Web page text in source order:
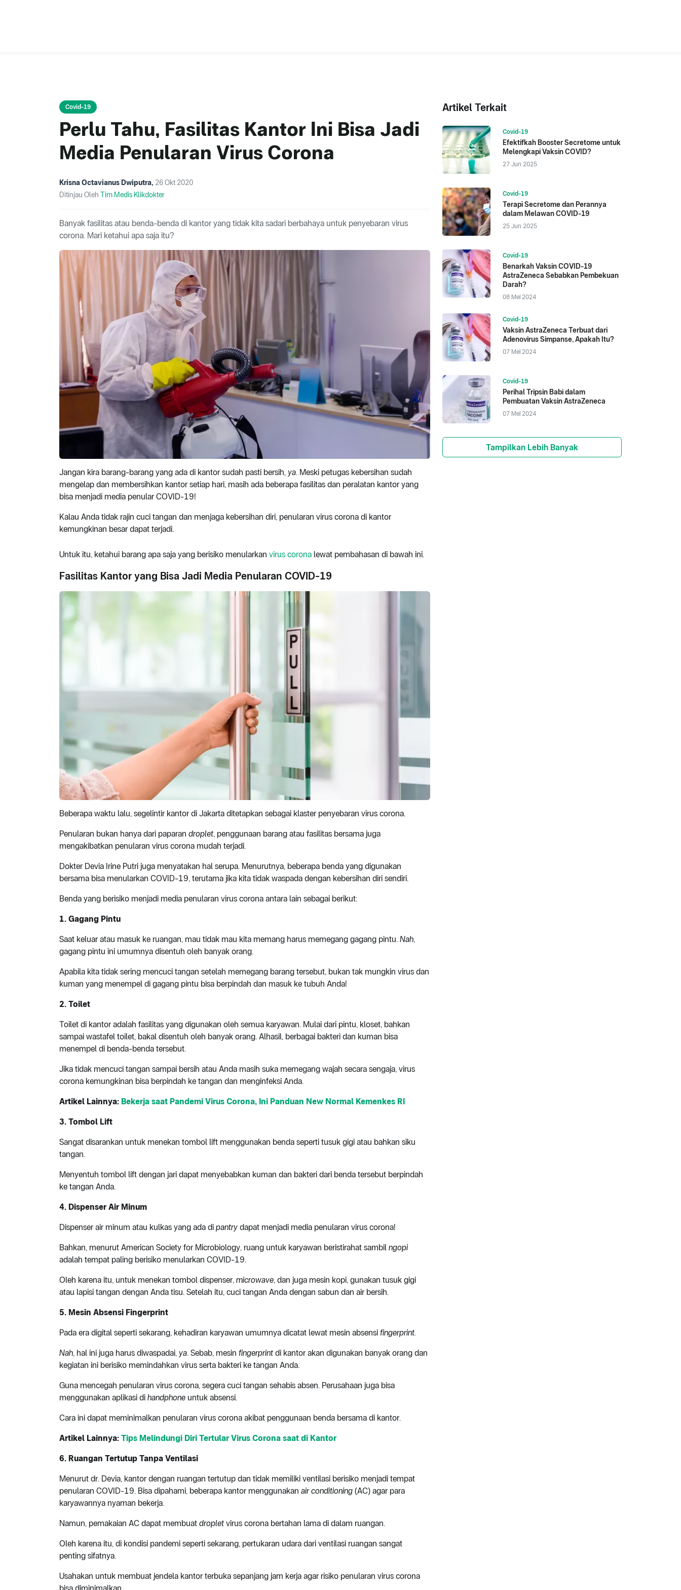
Covid-19
Perlu Tahu, Fasilitas Kantor Ini Bisa Jadi
Media Penularan Virus Corona
Krisna Octavianus Dwiputra, 26 Okt 2020
Ditinjau Oleh Tim Medis Klikdokter
Banyak fasilitas atau benda-benda di kantor yang tidak kita sadari berbahaya untuk penyebaran virus
corona. Mari ketahui apa saja itu?
Jangan kira barang-barang yang ada di kantor sudah pasti bersih, ya. Meski petugas kebersihan sudah
mengelap dan membersihkan kantor setiap hari, masih ada beberapa fasilitas dan peralatan kantor yang
bisa menjadi media penular COVID-19!
Kalau Anda tidak rajin cuci tangan dan menjaga kebersihan diri, penularan virus corona di kantor
kemungkinan besar dapat terjadi.
Untuk itu, ketahui barang apa saja yang berisiko menularkan virus corona lewat pembahasan di bawah ini.
Fasilitas Kantor yang Bisa Jadi Media Penularan COVID-19
Beberapa waktu lalu, segelintir kantor di Jakarta ditetapkan sebagai klaster penyebaran virus corona.
Penularan bukan hanya dari paparan droplet, penggunaan barang atau fasilitas bersama juga
mengakibatkan penularan virus corona mudah terjadi.
Dokter Devia Irine Putri juga menyatakan hal serupa. Menurutnya, beberapa benda yang digunakan
bersama bisa menularkan COVID-19, terutama jika kita tidak waspada dengan kebersihan diri sendiri.
Benda yang berisiko menjadi media penularan virus corona antara lain sebagai berikut:
1. Gagang Pintu
Saat keluar atau masuk ke ruangan, mau tidak mau kita memang harus memegang gagang pintu. Nah,
gagang pintu ini umumnya disentuh oleh banyak orang.
Apabila kita tidak sering mencuci tangan setelah memegang barang tersebut, bukan tak mungkin virus dan
kuman yang menempel di gagang pintu bisa berpindah dan masuk ke tubuh Anda!
2. Toilet
Toilet di kantor adalah fasilitas yang digunakan oleh semua karyawan. Mulai dari pintu, kloset, bahkan
sampai wastafel toilet, bakal disentuh oleh banyak orang. Alhasil, berbagai bakteri dan kuman bisa
menempel di benda-benda tersebut.
Jika tidak mencuci tangan sampai bersih atau Anda masih suka memegang wajah secara sengaja, virus
corona kemungkinan bisa berpindah ke tangan dan menginfeksi Anda.
Artikel Lainnya: Bekerja saat Pandemi Virus Corona, Ini Panduan New Normal Kemenkes RI
3. Tombol Lift
Sangat disarankan untuk menekan tombol lift menggunakan benda seperti tusuk gigi atau bahkan siku
tangan.
Menyentuh tombol lift dengan jari dapat menyebabkan kuman dan bakteri dari benda tersebut berpindah
ke tangan Anda.
4. Dispenser Air Minum
Dispenser air minum atau kulkas yang ada di pantry dapat menjadi media penularan virus corona!
Bahkan, menurut American Society for Microbiology, ruang untuk karyawan beristirahat sambil ngopi
adalah tempat paling berisiko menularkan COVID-19.
Oleh karena itu, untuk menekan tombol dispenser, microwave, dan juga mesin kopi, gunakan tusuk gigi
atau lapisi tangan dengan Anda tisu. Setelah itu, cuci tangan Anda dengan sabun dan air bersih.
5. Mesin Absensi Fingerprint
Pada era digital seperti sekarang, kehadiran karyawan umumnya dicatat lewat mesin absensi fingerprint.
Nah, hal ini juga harus diwaspadai, ya. Sebab, mesin fingerprint di kantor akan digunakan banyak orang dan
kegiatan ini berisiko memindahkan virus serta bakteri ke tangan Anda.
Guna mencegah penularan virus corona, segera cuci tangan sehabis absen. Perusahaan juga bisa
menggunakan aplikasi di handphone untuk absensi.
Cara ini dapat meminimalkan penularan virus corona akibat penggunaan benda bersama di kantor.
Artikel Lainnya: Tips Melindungi Diri Tertular Virus Corona saat di Kantor
6. Ruangan Tertutup Tanpa Ventilasi
Menurut dr. Devia, kantor dengan ruangan tertutup dan tidak memiliki ventilasi berisiko menjadi tempat
penularan COVID-19. Bisa dipahami, beberapa kantor menggunakan air conditioning (AC) agar para
karyawannya nyaman bekerja.
Namun, pemakaian AC dapat membuat droplet virus corona bertahan lama di dalam ruangan.
Oleh karena itu, di kondisi pandemi seperti sekarang, pertukaran udara dari ventilasi ruangan sangat
penting sifatnya.
Usahakan untuk membuat jendela kantor terbuka sepanjang jam kerja agar risiko penularan virus corona
Artikel Terkait
Covid-19
Efektifkah Booster Secretome untuk
Melengkapi Vaksin COVID?
27 Jun 2025
Covid-19
Terapi Secretome dan Perannya
dalam Melawan COVID-19
25 Jun 2025
Covid-19
Benarkah Vaksin COVID-19
AstraZeneca Sebabkan Pembekuan
Darah?
08 Mei 2024
Covid-19
Vaksin AstraZeneca Terbuat dari
Adenovirus Simpanse, Apakah Itu?
07 Mei 2024
Covid-19
Perihal Tripsin Babi dalam
Pembuatan Vaksin AstraZeneca
07 Mei 2024
Tampilkan Lebih Banyak